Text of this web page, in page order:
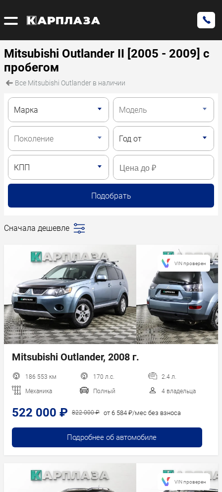
Mitsubishi Outlander II [2005 - 2009] с
пробегом
Все Mitsubishi Outlander в наличии
Сначала дешевле
Сначала дешевле
Сначала дороже
Пробег
Год новее
Год старше
Mitsubishi Outlander, 2008 г.
186 553 км 170 л.с. 2.4 л.
Механика Полный 4 владельца
522 000 ₽ 822 000 ₽ от 6 584 ₽/мес без взноса
Подробнее об автомобиле
VIN проверен
VIN проверен
Подобрать